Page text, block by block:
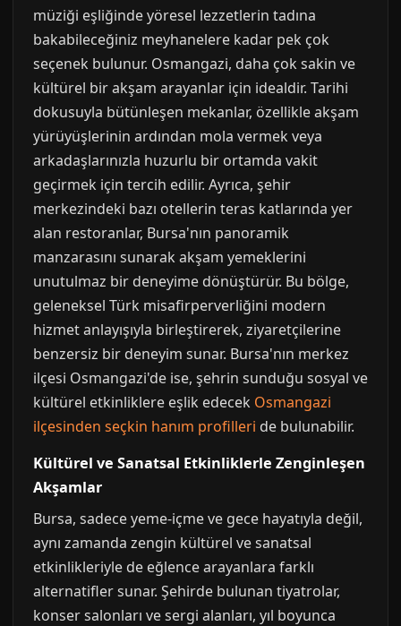
müziği eşliğinde yöresel lezzetlerin tadına
bakabileceğiniz meyhanelere kadar pek çok
seçenek bulunur. Osmangazi, daha çok sakin ve
kültürel bir akşam arayanlar için idealdir. Tarihi
dokusuyla bütünleşen mekanlar, özellikle akşam
yürüyüşlerinin ardından mola vermek veya
arkadaşlarınızla huzurlu bir ortamda vakit
geçirmek için tercih edilir. Ayrıca, şehir
merkezindeki bazı otellerin teras katlarında yer
alan restoranlar, Bursa'nın panoramik
manzarasını sunarak akşam yemeklerini
unutulmaz bir deneyime dönüştürür. Bu bölge,
geleneksel Türk misafirperverliğini modern
hizmet anlayışıyla birleştirerek, ziyaretçilerine
benzersiz bir deneyim sunar. Bursa'nın merkez
ilçesi Osmangazi'de ise, şehrin sunduğu sosyal ve
kültürel etkinliklere eşlik edecek Osmangazi
ilçesinden seçkin hanım profilleri de bulunabilir.
Kültürel ve Sanatsal Etkinliklerle Zenginleşen
Akşamlar
Bursa, sadece yeme-içme ve gece hayatıyla değil,
aynı zamanda zengin kültürel ve sanatsal
etkinlikleriyle de eğlence arayanlara farklı
alternatifler sunar. Şehirde bulunan tiyatrolar,
konser salonları ve sergi alanları, yıl boyunca